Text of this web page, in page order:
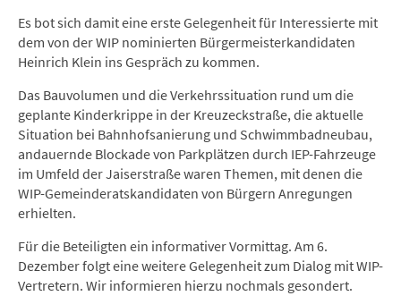
Es bot sich damit eine erste Gelegenheit für Interessierte mit
dem von der WIP nominierten Bürgermeisterkandidaten
Heinrich Klein ins Gespräch zu kommen.
Das Bauvolumen und die Verkehrssituation rund um die
geplante Kinderkrippe in der Kreuzeckstraße, die aktuelle
Situation bei Bahnhofsanierung und Schwimmbadneubau,
andauernde Blockade von Parkplätzen durch IEP-Fahrzeuge
im Umfeld der Jaiserstraße waren Themen, mit denen die
WIP-Gemeinderatskandidaten von Bürgern Anregungen
erhielten.
Für die Beteiligten ein informativer Vormittag. Am 6.
Dezember folgt eine weitere Gelegenheit zum Dialog mit WIP-
Vertretern. Wir informieren hierzu nochmals gesondert.